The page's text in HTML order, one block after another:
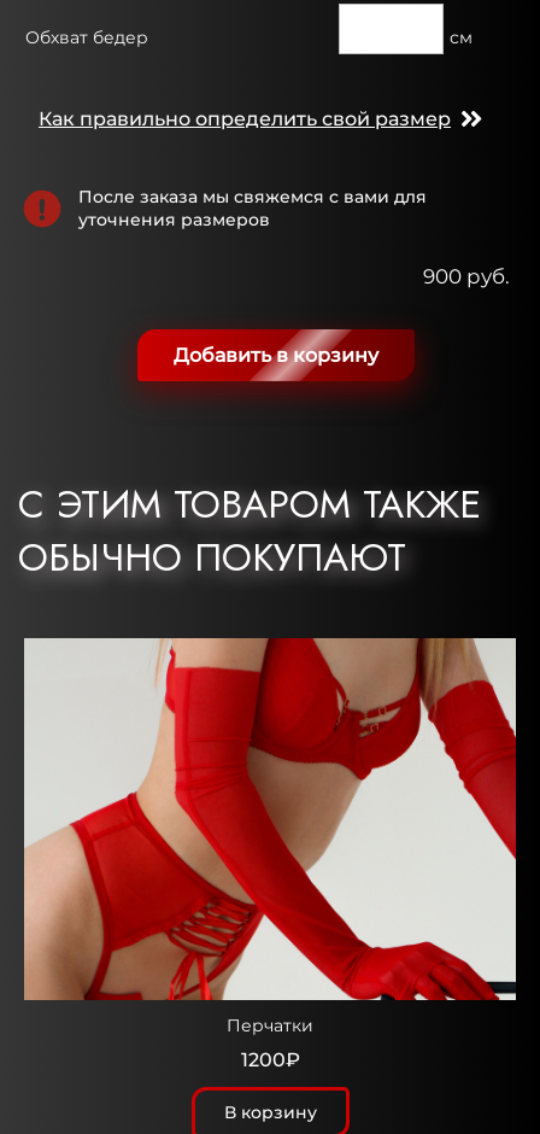
Обхват бедер см
Как правильно определить свой размер
После заказа мы свяжемся с вами для
уточнения размеров
900 руб.
Добавить в корзину
С ЭТИМ ТОВАРОМ ТАКЖЕ
ОБЫЧНО ПОКУПАЮТ
Перчатки
1200₽
В корзину